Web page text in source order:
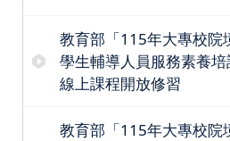
教育部「115年大專校院
學生輔導人員服務素養培
線上課程開放修習
教育部「115年大專校院